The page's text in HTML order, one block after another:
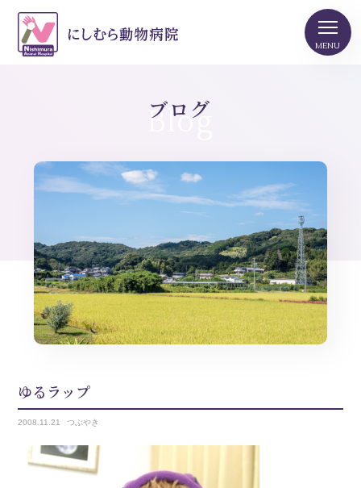
ブログ
Blog
ゆるラップ
2008.11.21 つぶやき